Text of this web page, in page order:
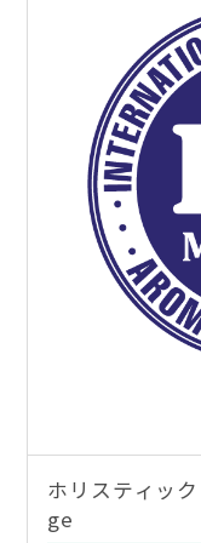
ホリスティッ
ge